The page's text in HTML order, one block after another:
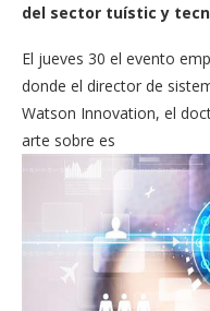
del sector tuístic y
El jueves 30 el evento
donde el director de
Watson Innovation, el
arte sobre es